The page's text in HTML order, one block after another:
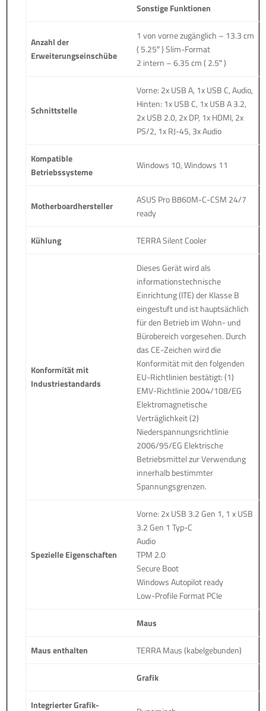
Sonstige Funktionen
Anzahl der
Erweiterungseinschübe
1 von vorne zugänglich – 13.3 cm
( 5.25″ ) Slim-Format
2 intern – 6.35 cm ( 2.5″ )
Schnittstelle
Vorne: 2x USB A, 1x USB C, Audio,
Hinten: 1x USB C, 1x USB A 3.2,
2x USB 2.0, 2x DP, 1x HDMI, 2x
PS/2, 1x RJ-45, 3x Audio
Kompatible
Betriebssysteme
Windows 10, Windows 11
Motherboardhersteller
ASUS Pro B860M-C-CSM 24/7
ready
Kühlung TERRA Silent Cooler
Konformität mit
Industriestandards
Dieses Gerät wird als
informationstechnische
Einrichtung (ITE) der Klasse B
eingestuft und ist hauptsächlich
für den Betrieb im Wohn- und
Bürobereich vorgesehen. Durch
das CE-Zeichen wird die
Konformität mit den folgenden
EU-Richtlinien bestätigt: (1)
EMV-Richtlinie 2004/108/EG
Elektromagnetische
Verträglichkeit (2)
Niederspannungsrichtlinie
2006/95/EG Elektrische
Betriebsmittel zur Verwendung
innerhalb bestimmter
Spannungsgrenzen.
Spezielle Eigenschaften
Vorne: 2x USB 3.2 Gen 1, 1 x USB
3.2 Gen 1 Typ-C
Audio
TPM 2.0
Secure Boot
Windows Autopilot ready
Low-Profile Format PCIe
Maus
Maus enthalten TERRA Maus (kabelgebunden)
Grafik
Integrierter Grafik-